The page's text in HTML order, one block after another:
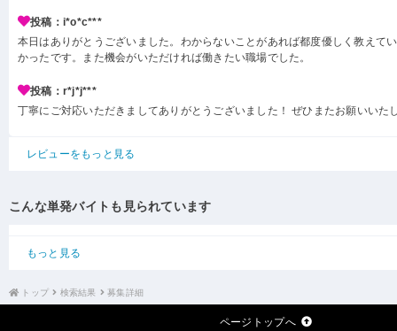
投稿：i*o*c***
本日はありがとうございました。わからないことがあれば都度優しく教えて
かったです。また機会がいただければ働きたい職場でした。
投稿：r*j*j***
丁寧にご対応いただきましてありがとうございました！ ぜひまたお願いいた
レビューをもっと見る
こんな単発バイトも見られています
もっと見る
トップ 検索結果 募集詳細
ページトップへ